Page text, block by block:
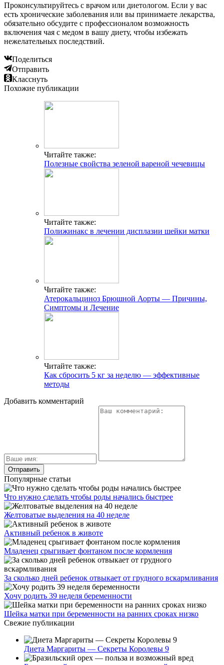
Проконсультируйтесь с врачом или диетологом. Если у вас
есть хронические заболевания или вы принимаете лекарства,
обязательно обсудите с профессионалом возможность
включения чая с медом в вашу диету, чтобы избежать
нежелательных последствий.
Поделиться
Отправить
Класснуть
Похожие публикации
Читайте также:
Полезные свойства зеленой вареной чечевицы
Читайте также:
Полижинакс в лечении дисплазии шейки матки
Читайте также:
Атерокальциноз Брюшной Аорты — Причины,
Симптомы и Лечение
Читайте также:
Как сбросить 5 кг за неделю — эффективные
методы
Добавить комментарий
Популярные статьи
Что нужно сделать чтобы роды начались быстрее
Желтоватые выделения на 40 неделе
Активный ребенок в животе
Младенец срыгивает фонтаном после кормления
За сколько дней ребенок отвыкает от грудного вскармливания
Хочу родить 39 неделя беременности
Шейка матки при беременности на ранних сроках низко
Свежие публикации
Диета Маргариты — Секреты Королевы 9